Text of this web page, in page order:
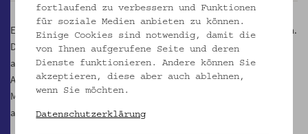
Es gibt schöne Dinge, nützliche, skurrile und auch etwas zum Lesen.
Das Sortiment haben wir mit viel Liebe zum Detail und Augenmerk
auf Nachhaltigkeit und faire Produktionsbedingungen ausgesucht.
Außerdem zeigen wir im vielleicht einzigen kuratierten
Museumsshop Objekte aus dem Klimesch-Fundus, die Fragen
aufwerfen und zu Austausch und Diskussion einladen.
fortlaufend zu verbessern und Funktionen
für soziale Medien anbieten zu können.
Einige Cookies sind notwendig, damit die
von Ihnen aufgerufene Seite und deren
Dienste funktionieren. Andere können Sie
akzeptieren, diese aber auch ablehnen,
wenn Sie möchten.
Datenschutzerklärung